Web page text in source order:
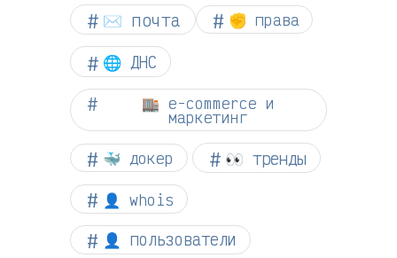
✉️ почта ✊ права
🌐 ДНС
🏬 e-commerce и
маркетинг
🐳 докер 👀 тренды
👤 whois
👤 пользователи